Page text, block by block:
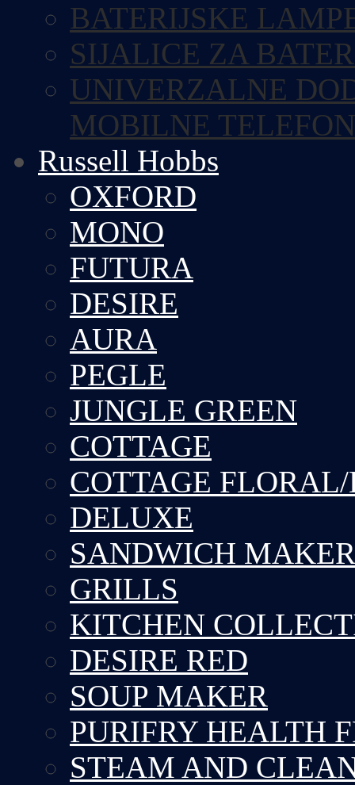
BATERIJSKE
SIJALICE ZA
UNIVERZALNE
MOBILNE
Russell Hobbs
OXFORD
MONO
FUTURA
DESIRE
AURA
PEGLE
JUNGLE GREEN
COTTAGE
COTTAGE
DELUXE
SANDWICH MAKER
GRILLS
KITCHEN
DESIRE RED
SOUP MAKER
PURIFRY HEALTH
STEAM AND